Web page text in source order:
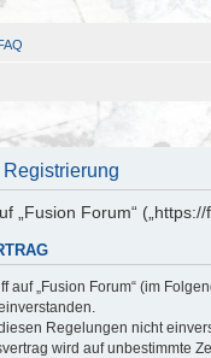
„Fusion Forum“
auf „Fusion Forum“ (im
Regelungen nicht
wird auf unbestimmte